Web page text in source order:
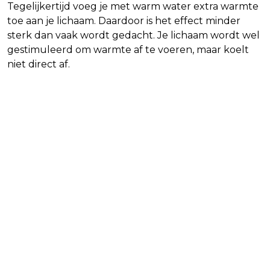
Tegelijkertijd voeg je met warm water extra warmte
toe aan je lichaam. Daardoor is het effect minder
sterk dan vaak wordt gedacht. Je lichaam wordt wel
gestimuleerd om warmte af te voeren, maar koelt
niet direct af.